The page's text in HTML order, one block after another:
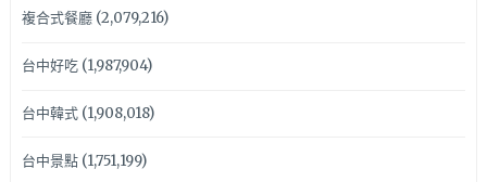
複合式餐廳(2,079,216)
台中好吃(1,987,904)
台中韓式(1,908,018)
台中景點(1,751,199)